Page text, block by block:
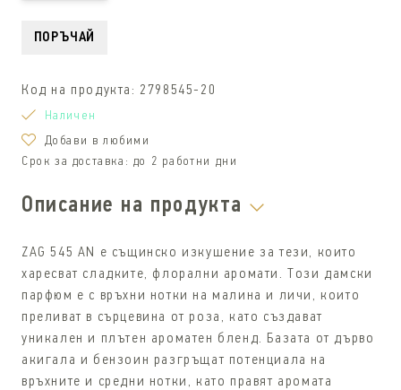
ПОРЪЧАЙ
Код на продукта: 2798545-20
Наличен
Добави в любими
Срок за доставка: до 2 работни дни
Описание на продукта
ZAG 545 AN е същинско изкушение за тези, които
харесват сладките, флорални аромати. Този дамски
парфюм е с връхни нотки на малина и личи, които
преливат в сърцевина от роза, като създават
уникален и плътен ароматен бленд. Базата от дърво
акигала и бензоин разгръщат потенциала на
връхните и средни нотки, като правят аромата